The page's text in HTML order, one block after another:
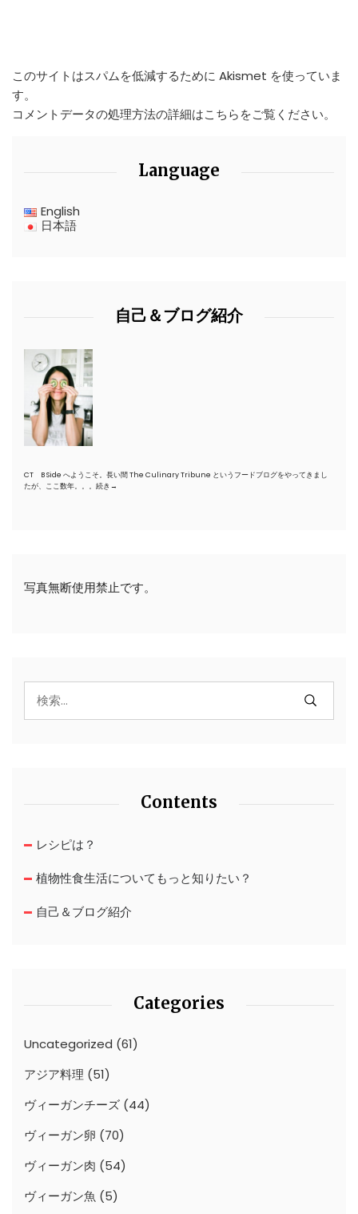
このサイトはスパムを低減するために Akismet を使っていま
す。
コメントデータの処理方法の詳細はこちらをご覧ください。
Language
English
日本語
自己＆ブログ紹介
CT B Side へようこそ。長い間 The Culinary Tribune というフードブログをやってきまし
たが、ここ数年。。。 続き→
写真無断使用禁止です。
Contents
レシピは？
植物性食生活についてもっと知りたい？
自己＆ブログ紹介
Categories
Uncategorized (61)
アジア料理 (51)
ヴィーガンチーズ (44)
ヴィーガン卵 (70)
ヴィーガン肉 (54)
ヴィーガン魚 (5)